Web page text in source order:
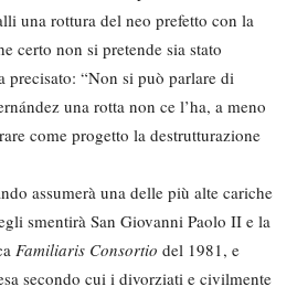
una rottura del neo prefetto con la
certo non si pretende sia stato
“Non si può parlare di
una rotta non ce l’ha, a meno
come progetto la destrutturazione
assumerà una delle più alte cariche
smentirà San Giovanni Paolo II e la
Familiaris Consortio del 1981, e
secondo cui i divorziati e civilmente